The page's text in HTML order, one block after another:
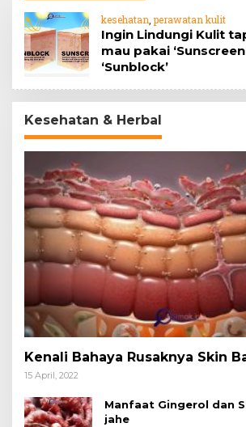
kesehatan ,perawatan kulit
Ingin Lindungi Kulit
mau pakai
‘Sunblock’
Kesehatan & Herbal
Kenali Bahaya Rusaknya Skin
15 April, 2022
Manfaat Gingerol dan
jahe